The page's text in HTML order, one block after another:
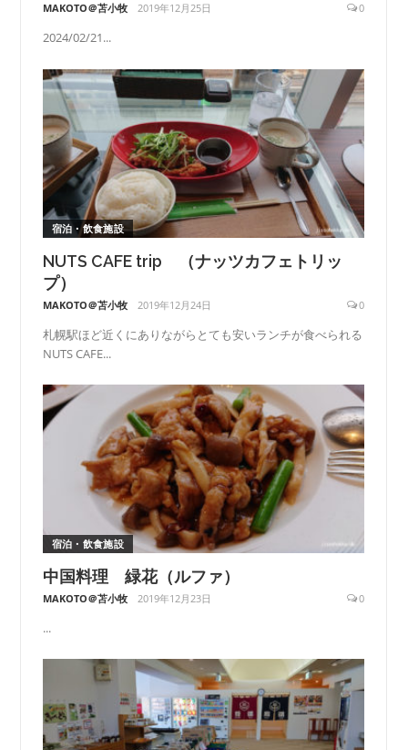
MAKOTO＠苫小牧 2019年12月25日 0
2024/02/21...
宿泊・飲食施設
NUTS CAFE trip （ナッツカフェトリッ
プ）
MAKOTO＠苫小牧 2019年12月24日 0
札幌駅ほど近くにありながらとても安いランチが食べられる
NUTS CAFE...
宿泊・飲食施設
中国料理 緑花（ルファ）
MAKOTO＠苫小牧 2019年12月23日 0
...